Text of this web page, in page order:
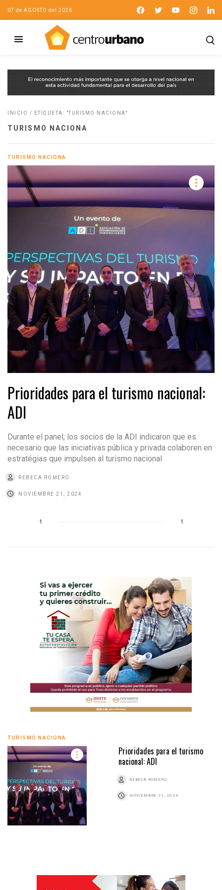
07 de AGOSTO del 2026
INICIO / ETIQUETA: "TURISMO NACIONA"
TURISMO NACIONA
TURISMO NACIONA
Prioridades para el turismo nacional:
ADI
Durante el panel, los socios de la ADI indicaron que es
necesario que las iniciativas pública y privada colaboren en
estratégias que impulsen al turismo nacional
REBECA ROMERO
NOVIEMBRE 21, 2024
1 1
TURISMO NACIONA
Prioridades para el turismo
nacional: ADI
REBECA ROMERO
NOVIEMBRE 21, 2024